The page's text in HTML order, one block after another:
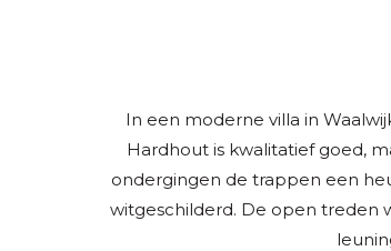
In een moderne villa in
Hardhout is kwalitatief goed,
ondergingen de trappen een
witgeschilderd. De open treden